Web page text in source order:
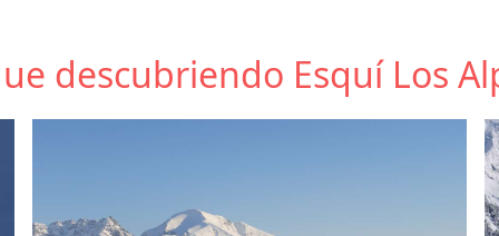
descubriendo Esquí Los